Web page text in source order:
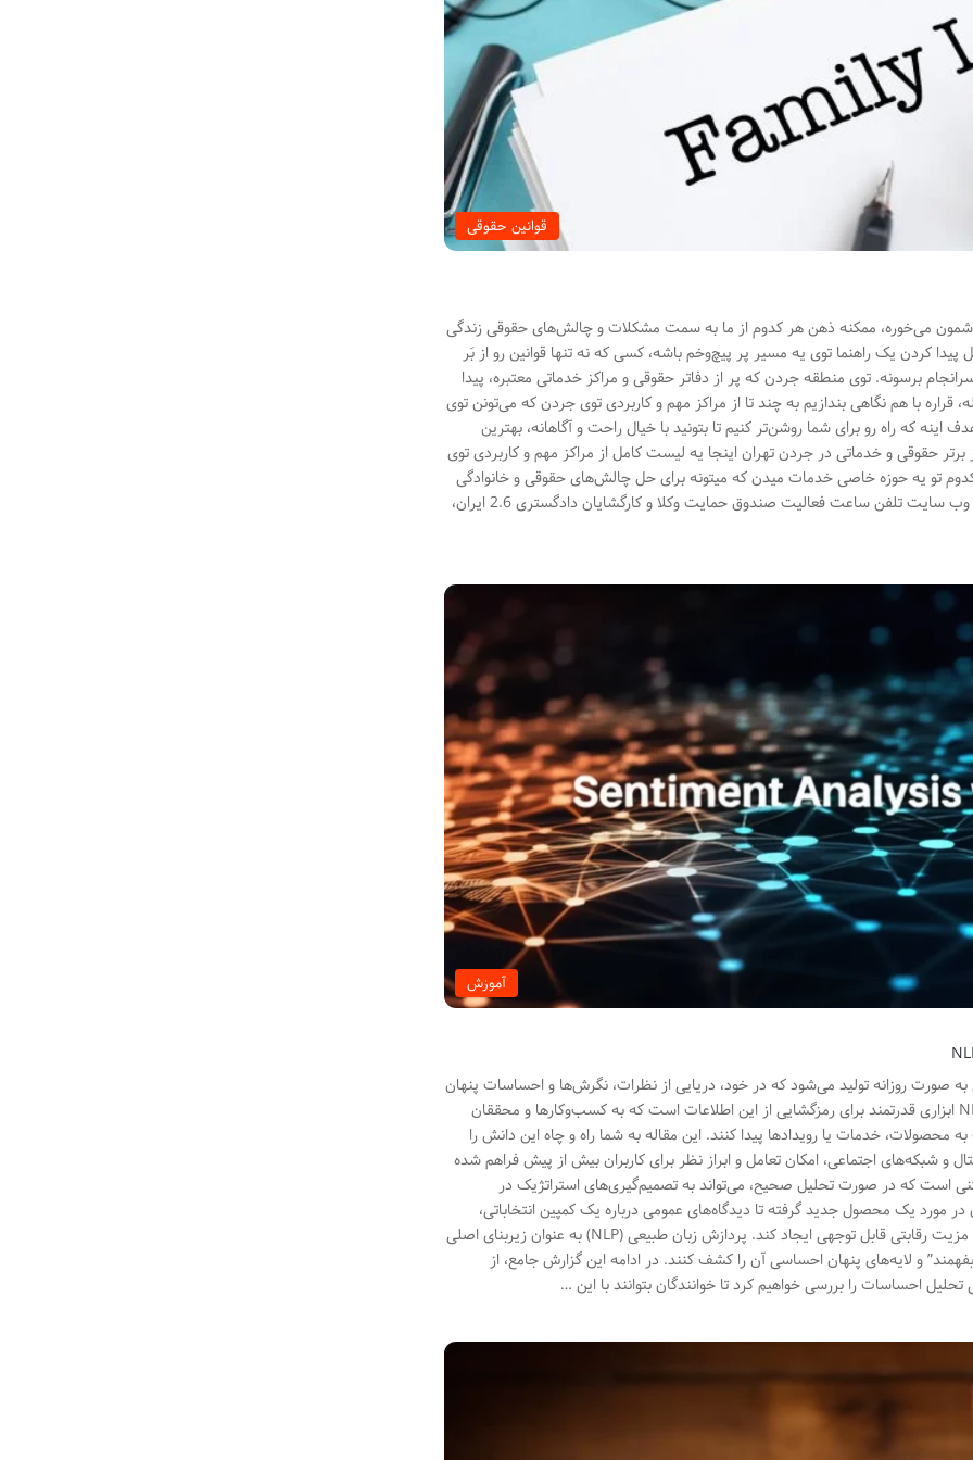
قوانین حقوقی
می‌خوره، ممکنه ذهن هر کدوم از ما به سمت مشکلات و چالش‌های حقوقی زندگی
کردن یک راهنما توی یه مسیر پر پیچ‌وخم باشه، کسی که نه تنها قوانین رو از بَر
برسونه. توی منطقه جردن که پر از دفاتر حقوقی و مراکز خدماتی معتبره، پیدا
با هم نگاهی بندازیم به چند تا از مراکز مهم و کاربردی توی جردن که می‌تونن توی
که راه رو برای شما روشن‌تر کنیم تا بتونید با خیال راحت و آگاهانه، بهترین
برتر حقوقی و خدماتی در جردن تهران اینجا یه لیست کامل از مراکز مهم و کاربردی توی
کدوم تو یه حوزه خاصی خدمات میدن که میتونه برای حل چالش‌های حقوقی و خانوادگی
شما خیلی مفید باشه. عنوان مرکز امتیاز کاربران آدرس وب سایت تلفن ساعت فعالیت صندوق حمایت وکلا و کارگشایان دادگستری 2.6 ایران،
آموزش
صورت روزانه تولید می‌شود که در خود، دریایی از نظرات، نگرش‌ها و احساسات پنهان
دارند. تحلیل احساسات (Sentiment Analysis) با NLP ابزاری قدرتمند برای رمزگشایی از این اطلاعات است که به کسب‌وکارها و محققان
خدمات یا رویدادها پیدا کنند. این مقاله به شما راه و چاه این دانش را
و شبکه‌های اجتماعی، امکان تعامل و ابراز نظر برای کاربران بیش از پیش فراهم شده
است که در صورت تحلیل صحیح، می‌تواند به تصمیم‌گیری‌های استراتژیک در
یک محصول جدید گرفته تا دیدگاه‌های عمومی درباره یک کمپین انتخاباتی،
همگی حاوی احساساتی هستند که کشف آن‌ها می‌تواند مزیت رقابتی قابل توجهی ایجاد کند. پردازش زبان طبیعی (NLP) به عنوان زیربنای اصلی
و لایه‌های پنهان احساسی آن را کشف کنند. در ادامه این گزارش جامع، از
احساسات را بررسی خواهیم کرد تا خوانندگان بتوانند با این …